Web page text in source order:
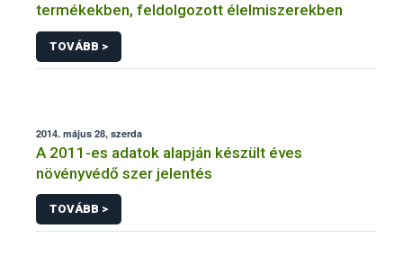
termékekben, feldolgozott élelmiszerekben
TOVÁBB >
2014. május 28, szerda
A 2011-es adatok alapján készült éves
növényvédő szer jelentés
TOVÁBB >